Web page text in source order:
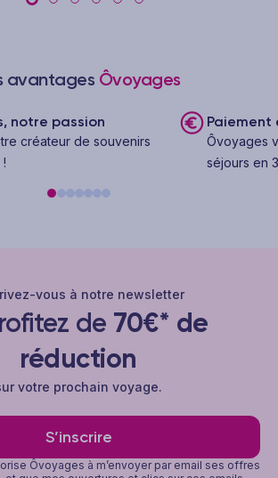
avantages Ôvoyages
notre passion
créateur de souvenirs
Paiement
Ôvoyages
séjours en
vous à notre newsletter
de 70€* de
réduction
votre prochain voyage.
S’inscrire
Ôvoyages à m’envoyer par email ses offres